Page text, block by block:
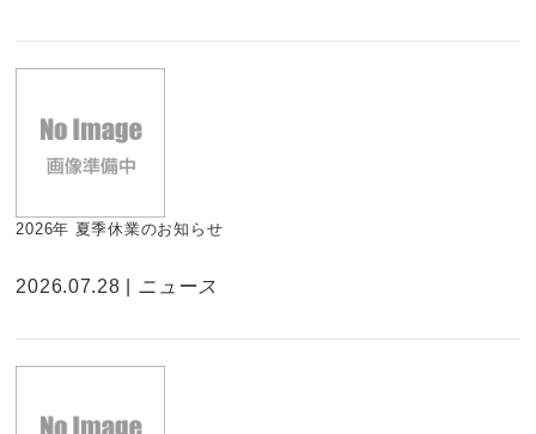
2026年 夏季休業のお知らせ
2026.07.28 | ニュース